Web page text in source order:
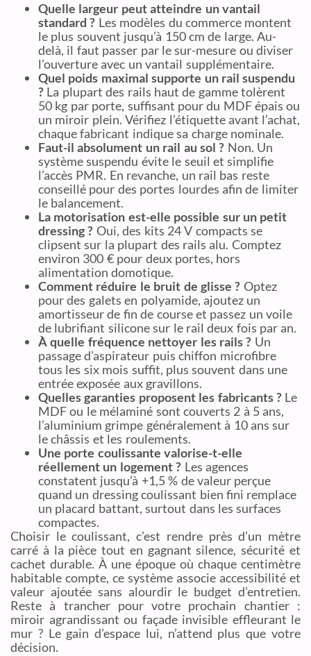
Quelle largeur peut atteindre un vantail
standard ? Les modèles du commerce montent
le plus souvent jusqu’à 150 cm de large. Au-
delà, il faut passer par le sur-mesure ou diviser
l’ouverture avec un vantail supplémentaire.
Quel poids maximal supporte un rail suspendu
? La plupart des rails haut de gamme tolèrent
50 kg par porte, suffisant pour du MDF épais ou
un miroir plein. Vérifiez l’étiquette avant l’achat,
chaque fabricant indique sa charge nominale.
Faut-il absolument un rail au sol ? Non. Un
système suspendu évite le seuil et simplifie
l’accès PMR. En revanche, un rail bas reste
conseillé pour des portes lourdes afin de limiter
le balancement.
La motorisation est-elle possible sur un petit
dressing ? Oui, des kits 24 V compacts se
clipsent sur la plupart des rails alu. Comptez
environ 300 € pour deux portes, hors
alimentation domotique.
Comment réduire le bruit de glisse ? Optez
pour des galets en polyamide, ajoutez un
amortisseur de fin de course et passez un voile
de lubrifiant silicone sur le rail deux fois par an.
À quelle fréquence nettoyer les rails ? Un
passage d’aspirateur puis chiffon microfibre
tous les six mois suffit, plus souvent dans une
entrée exposée aux gravillons.
Quelles garanties proposent les fabricants ?Le
MDF ou le mélaminé sont couverts 2 à 5 ans,
l’aluminium grimpe généralement à 10 ans sur
le châssis et les roulements.
Une porte coulissante valorise-t-elle
réellement un logement ? Les agences
constatent jusqu’à +1,5 % de valeur perçue
quand un dressing coulissant bien fini remplace
un placard battant, surtout dans les surfaces
compactes.
Choisir le coulissant, c’est rendre près d’un mètre
carré à la pièce tout en gagnant silence, sécurité et
cachet durable. À une époque où chaque centimètre
habitable compte, ce système associe accessibilité et
valeur ajoutée sans alourdir le budget d’entretien.
Reste à trancher pour votre prochain chantier :
miroir agrandissant ou façade invisible effleurant le
mur ? Le gain d’espace lui, n’attend plus que votre
décision.